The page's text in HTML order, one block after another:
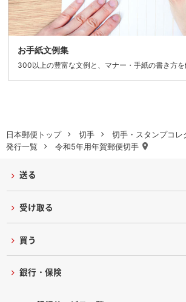
日本郵便トップ 切手 切手・スタンプコレ
発行一覧
令和5年用年賀郵便切手
お手紙文例集
300以上の豊富な文例と、マナー・手紙の書き方を
送る
受け取る
買う
銀行・保険